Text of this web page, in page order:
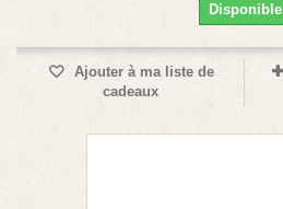
Disponible
Ajouter à ma liste de
cadeaux